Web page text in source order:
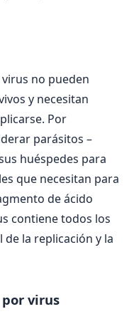
no pueden
y necesitan
Por
parásitos –
huéspedes para
que necesitan para
de ácido
contiene todos los
la replicación y la
por virus